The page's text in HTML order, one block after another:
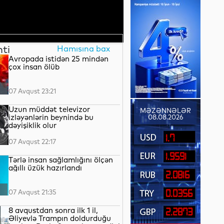
Hamısına bax
Avropada istidən 25 mindən
çox insan ölüb
07 Avqust 23:21
Uzun müddət televizor
izləyənlərin beynində bu
dəyişiklik olur
07 Avqust 22:17
Tərlə insan sağlamlığını ölçən
ağıllı üzük hazırlandı
07 Avqust 21:35
8 avqustdan sonra ilk 1 il,
Əliyevlə Trampın doldurduğu
MƏZƏNNƏLƏR
08.08.2026
1.7
1.9591
2.0816
0.0356
2.2873